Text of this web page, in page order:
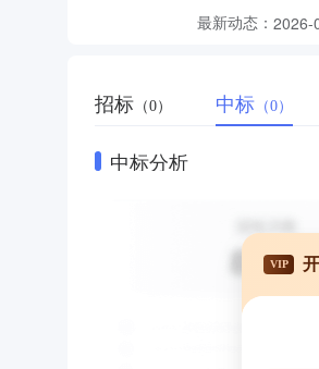
最新动态： 2026-
招标 （0） 中标 （0）
中标分析
VIP